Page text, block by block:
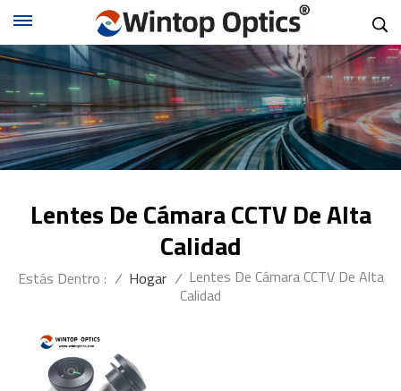
Lentes De Cámara CCTV De Alta
Calidad
Estás Dentro : / Hogar / Lentes De Cámara CCTV De Alta
Calidad